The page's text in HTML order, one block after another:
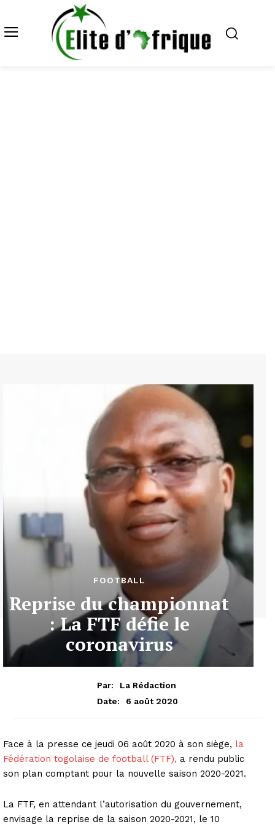
FOOTBALL
Reprise du championnat
: La FTF défie le
coronavirus
Par:
La Rédaction
Date:
6 août 2020
Face à la presse ce jeudi 06 août 2020 à son siège, la
Fédération togolaise de football (FTF), a rendu public
son plan comptant pour la nouvelle saison 2020-2021.
La FTF, en attendant l’autorisation du gouvernement,
envisage la reprise de la saison 2020-2021, le 10